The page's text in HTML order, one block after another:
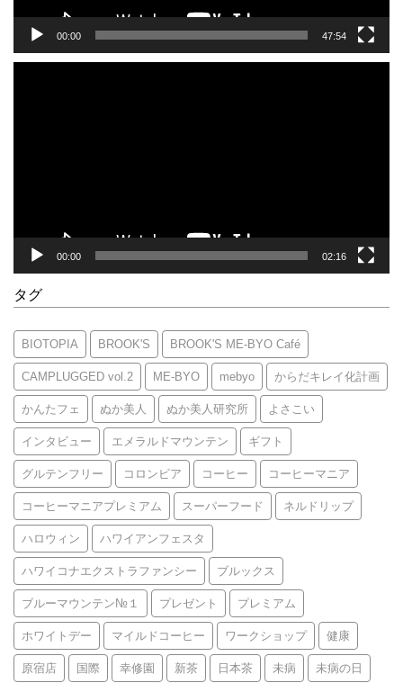
00:00 47:54
00:00 02:16
タグ
BIOTOPIA BROOK'S BROOK'S ME-BYO Café
CAMPLUGGED vol.2 ME-BYO mebyo からだキレイ化計画
かんたフェ ぬか美人 ぬか美人研究所 よさこい
インタビュー エメラルドマウンテン ギフト
グルテンフリー コロンビア コーヒー コーヒーマニア
コーヒーマニアプレミアム スーパーフード ネルドリップ
ハロウィン ハワイアンフェスタ
ハワイコナエクストラファンシー ブルックス
ブルーマウンテン№１ プレゼント プレミアム
ホワイトデー マイルドコーヒー ワークショップ 健康
原宿店 国際 幸修園 新茶 日本茶 未病 未病の日